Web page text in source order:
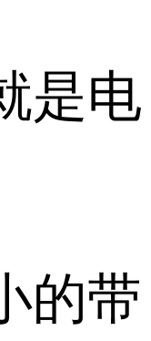
是电
的带